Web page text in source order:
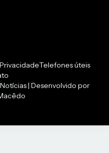
| Desenvolvido por
Telefones úteis